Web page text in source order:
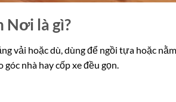
Nơi là gì?
vải hoặc dù, dùng để ngồi tựa hoặc nằm
nhà hay cốp xe đều gọn.